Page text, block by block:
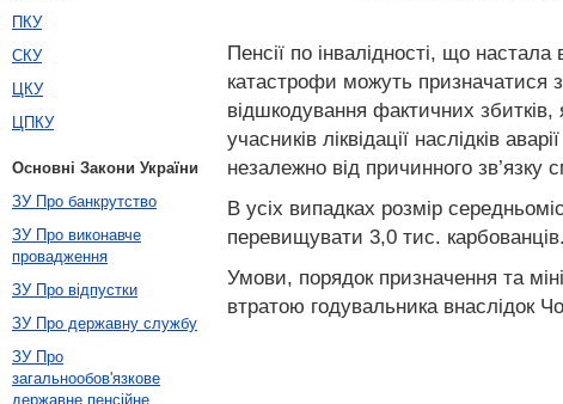
Пенсії по інвалідності, що
катастрофи можуть призначатися
відшкодування фактичних
учасників ліквідації наслідків
незалежно від причинного
В усіх випадках розмір
перевищувати 3,0 тис. карбованців.
Умови, порядок призначення та
втратою годувальника внаслідок
ПКУ
СКУ
ЦКУ
ЦПКУ
Основні Закони України
ЗУ Про банкрутство
ЗУ Про виконавче
провадження
ЗУ Про відпустки
ЗУ Про державну службу
ЗУ Про
загальнообов'язкове
державне пенсійне